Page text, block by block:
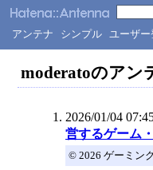
アンテナ シンプル ユーザ
moderatoのアン
2026/01/04
営するゲーム
© 2026 ゲーミン